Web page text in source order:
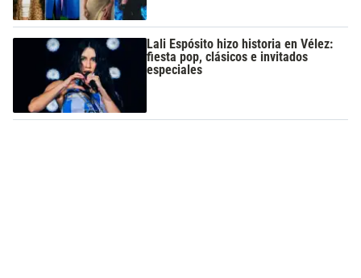
Lali Espósito hizo historia en Vélez:
fiesta pop, clásicos e invitados
especiales